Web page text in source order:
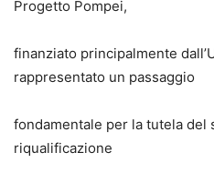
Progetto Pompei,
finanziato principalmente
rappresentato un passaggio
fondamentale per la tutela del
riqualificazione